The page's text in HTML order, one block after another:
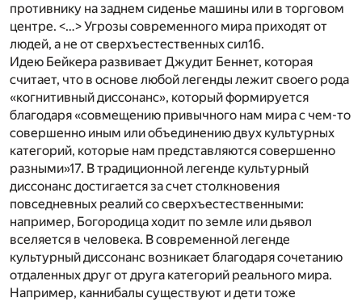
противнику на заднем сиденье машины или в торговом
центре. <…> Угрозы современного мира приходят от
людей, а не от сверхъестественных сил16.
Идею Бейкера развивает Джудит Беннет, которая
считает, что в основе любой легенды лежит своего рода
«когнитивный диссонанс», который формируется
благодаря «совмещению привычного нам мира с чем-то
совершенно иным или объединению двух культурных
категорий, которые нам представляются совершенно
разными»17. В традиционной легенде культурный
диссонанс достигается за счет столкновения
повседневных реалий со сверхъестественными:
например, Богородица ходит по земле или дьявол
вселяется в человека. В современной легенде
культурный диссонанс возникает благодаря сочетанию
отдаленных друг от друга категорий реального мира.
Например, каннибалы существуют и дети тоже